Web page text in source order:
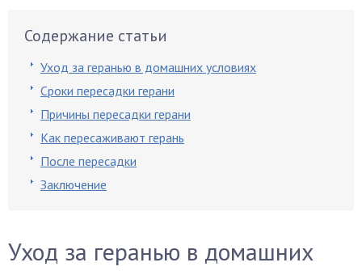
Содержание статьи
Уход за геранью в домашних условиях
Сроки пересадки герани
Причины пересадки герани
Как пересаживают герань
После пересадки
Заключение
Уход за геранью в домашних